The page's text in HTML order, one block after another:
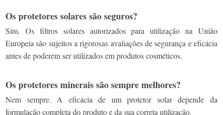
Os protetores solares são seguros?
Sim. Os filtros solares autorizados para utilização na União
Europeia são sujeitos a rigorosas avaliações de segurança e eficácia
antes de poderem ser utilizados em produtos cosméticos.
Os protetores minerais são sempre melhores?
Nem sempre. A eficácia de um protetor solar depende da
formulação completa do produto e da sua correta utilização.